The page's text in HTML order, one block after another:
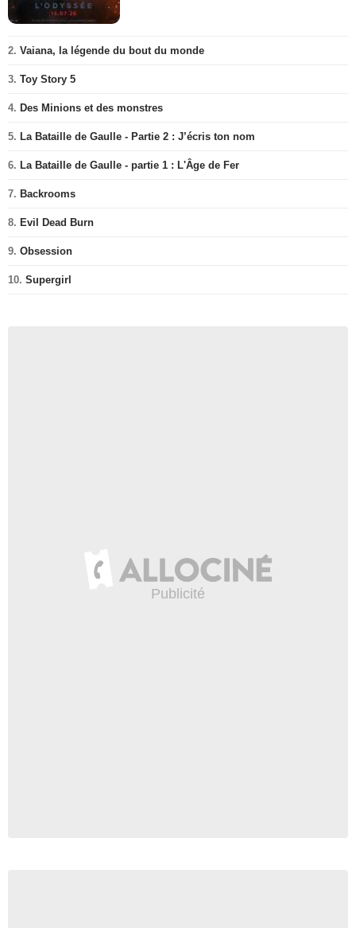
2. Vaiana, la légende du bout du monde
3. Toy Story 5
4. Des Minions et des monstres
5. La Bataille de Gaulle - Partie 2 : J’écris ton nom
6. La Bataille de Gaulle - partie 1 : L'Âge de Fer
7. Backrooms
8. Evil Dead Burn
9. Obsession
10. Supergirl